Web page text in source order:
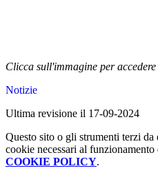
Clicca sull'immagine per
Notizie
Ultima revisione il 17-09-2024
Questo sito o gli strumenti terzi
cookie necessari al
COOKIE POLICY.